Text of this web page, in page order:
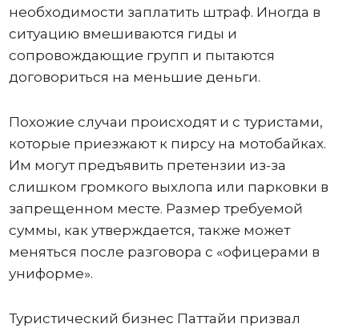
необходимости заплатить штраф. Иногда в
ситуацию вмешиваются гиды и
сопровождающие групп и пытаются
договориться на меньшие деньги.
Похожие случаи происходят и с туристами,
которые приезжают к пирсу на мотобайках.
Им могут предъявить претензии из-за
слишком громкого выхлопа или парковки в
запрещенном месте. Размер требуемой
суммы, как утверждается, также может
меняться после разговора с «офицерами в
униформе».
Туристический бизнес Паттайи призвал